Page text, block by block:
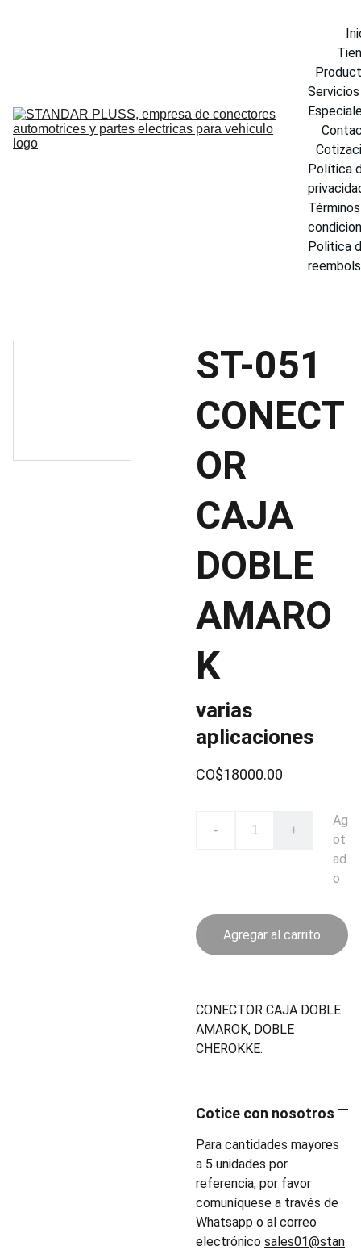
Servicios
Política
Politica
ST-051
CONECT
OR
CAJA
DOBLE
AMARO
K
varias
aplicaciones
CO$18000.00
- +
Ag
ot
ad
o
Agregar al carrito
CONECTOR CAJA DOBLE
AMAROK, DOBLE
CHEROKKE.
Cotice con nosotros
Para cantidades mayores
a 5 unidades por
referencia, por favor
comuníquese a través de
Whatsapp o al correo
electrónico sales01@stan